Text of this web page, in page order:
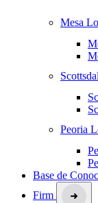
Mesa
Peoria
Base de
Firm